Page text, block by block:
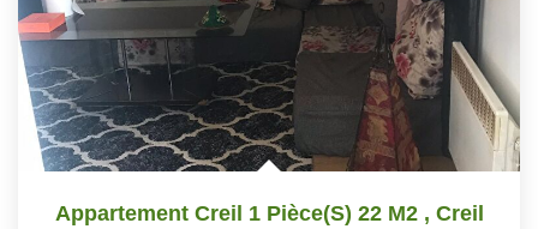
Appartement Creil 1 Pièce(s) 22 M2 , Creil